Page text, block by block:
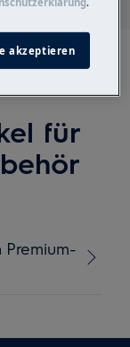
für
Premium-
akzeptieren